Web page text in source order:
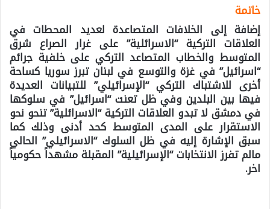
خاتمة
إضافة إلى الخلافات المتصاعدة لعديد المحطات في
العلاقات التركية “الاسرائلية” على غرار الصراع شرق
المتوسط والخطاب المتصاعد التركي على خلفية جرائم
“اسرائيل” في غزة والتوسع في لبنان تبرز سوريا كساحة
أخرى للاشتباك التركي “الإسرائيلي” للتبيانات العديدة
فيها بين البلدين وفي ظل تعنت “اسرائيل” في سلوكها
في دمشق لا تبدو العلاقات التركية “الاسرائلية” تنحو نحو
الاستقرار على المدى المتوسط كحد أدنى وذلك كما
سبق الإشارة إليه في ظل السلوك “الاسرائيلي” الحالي
مالم تفرز الانتخابات “الإسرائيلية” المقبلة مشهداً حكومياً
اخر.